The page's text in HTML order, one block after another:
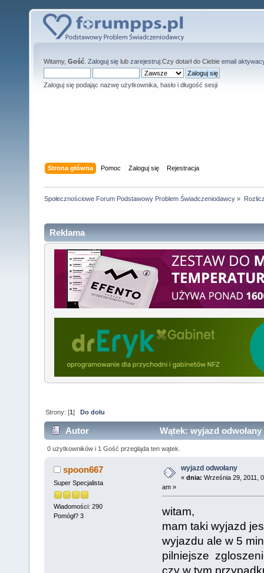
Witamy, Gość Zaloguj się lub zarejestruj .Czy dotarł do Ciebie email
Zaloguj się podając nazwę użytkownika, hasło i długość sesji
Strona główna Pomoc Zaloguj się Rejestracja
Społecznościowe Forum Podstawowy Problem Świadczeniodawcy »
Reklama
Strony: [1] Do dołu
Autor Wątek: wyjazd
0 użytkowników i 1 Gość przegląda ten wątek.
spoon667
Super Specjalista
Wiadomości: 290
Pomógł? 3
wyjazd odwołany
« dnia: Września 29, 2011,
am »
witam,
mam taki wyjazd
wyjazdu ale w 5
pilniejsze
czy w tym